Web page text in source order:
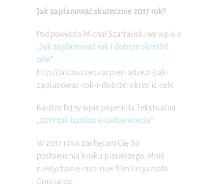
Jak zaplanować skutecznie 2017 rok?
Podpowiada Michał Szafrański we wpisie
„Jak zaplanować rok i dobrze określić
cele”
http://jakoszczedzacpieniadze.pl/jak-
zaplanowac-rok-i-dobrze-okreslic-cele
Bardzo fajny wpis popełniła Tekstualna
„2017 tak bardzo w ciebie wierze”
W 2017 roku zachęcam Cię do
postawienia kroku pierwszego. Mnie
niesłychanie inspiruje film Krzysztofa
Gonciarza: